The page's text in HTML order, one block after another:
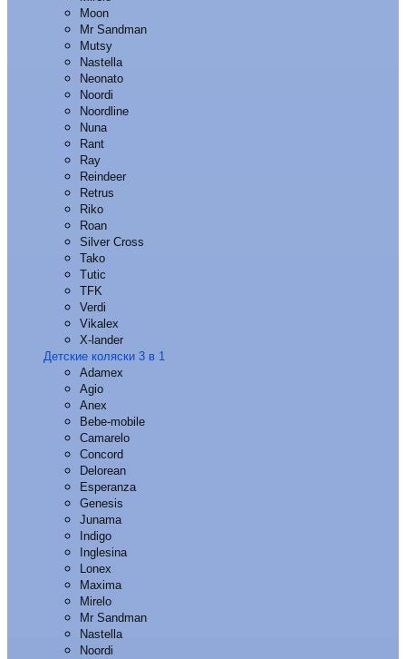
Moon
Mr Sandman
Mutsy
Nastella
Neonato
Noordi
Noordline
Nuna
Rant
Ray
Reindeer
Retrus
Riko
Roan
Silver Cross
Tako
Tutic
TFK
Verdi
Vikalex
X-lander
Детские коляски 3 в 1
Adamex
Agio
Anex
Bebe-mobile
Camarelo
Concord
Delorean
Esperanza
Genesis
Junama
Indigo
Inglesina
Lonex
Maxima
Mirelo
Mr Sandman
Nastella
Noordi